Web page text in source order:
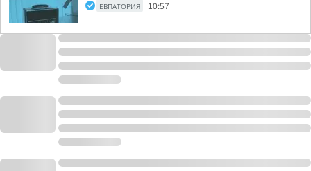
ЕВПАТОРИЯ 10:57